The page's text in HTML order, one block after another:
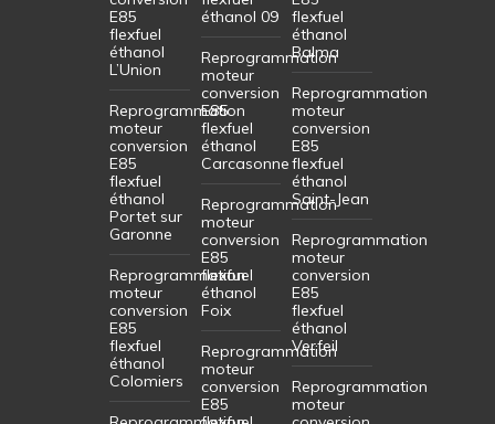
E85
flexfuel
éthanol
L’Union
Reprogrammation
moteur
conversion
E85
flexfuel
éthanol
Portet sur
Garonne
Reprogrammation
moteur
conversion
E85
flexfuel
éthanol
Colomiers
éthanol 09
Reprogrammation
moteur
conversion
E85
flexfuel
éthanol
Carcasonne
Reprogrammation
moteur
conversion
E85
flexfuel
éthanol
Foix
Reprogrammation
moteur
conversion
E85
flexfuel
éthanol
Balma
Reprogrammation
moteur
conversion
E85
flexfuel
éthanol
Saint-Jean
Reprogrammation
moteur
conversion
E85
flexfuel
éthanol
Verfeil
Reprogrammation
moteur